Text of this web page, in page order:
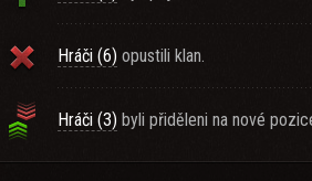
Hráči (6) opustili klan.
Hráči (3) byli přiděleni na nové